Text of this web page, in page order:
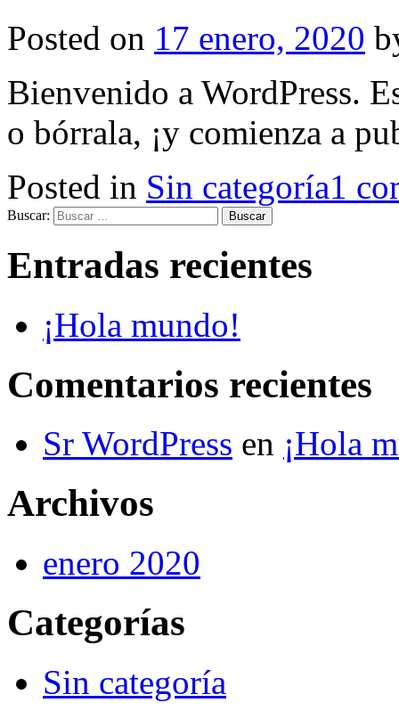
Posted on 17 enero, 2020
Bienvenido a WordPress.
o bórrala, ¡y comienza a
Posted in Sin categoría1
Buscar:
Entradas recientes
¡Hola mundo!
Comentarios recientes
Sr WordPress en ¡Hola
Archivos
enero 2020
Categorías
Sin categoría